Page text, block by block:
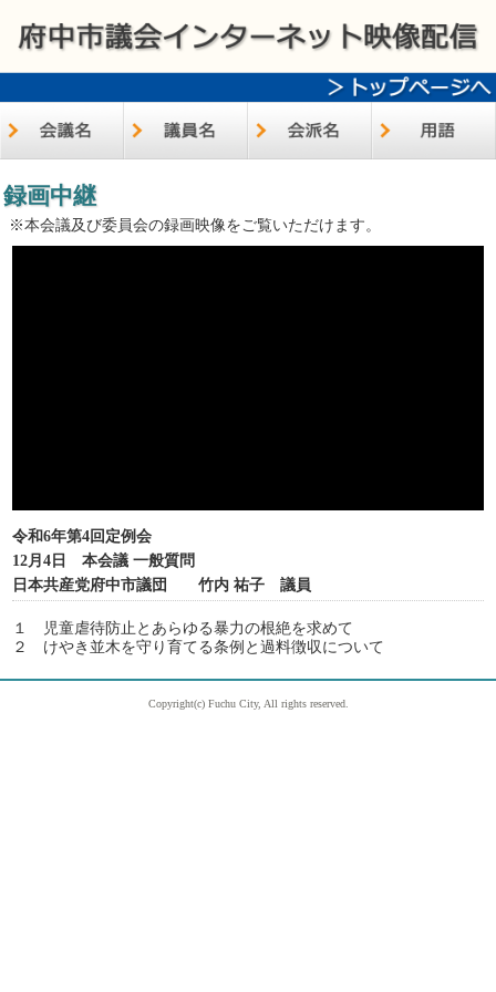
録画中継
※本会議及び委員会の録画映像をご覧いただけます。
令和6年第4回定例会
12月4日 本会議 一般質問
日本共産党府中市議団 竹内 祐子 議員
１ 児童虐待防止とあらゆる暴力の根絶を求めて
２ けやき並木を守り育てる条例と過料徴収について
Copyright(c) Fuchu City, All rights reserved.